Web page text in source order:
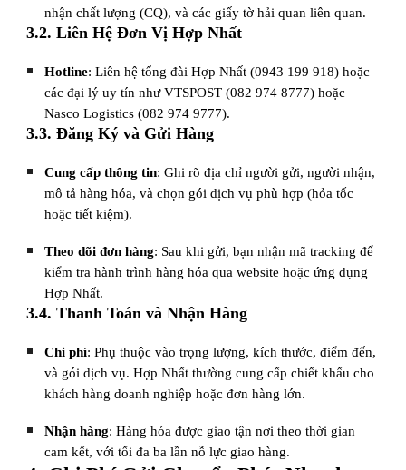
nhận chất lượng (CQ), và các giấy tờ hải quan liên quan.
3.2. Liên Hệ Đơn Vị Hợp Nhất
Hotline: Liên hệ tổng đài Hợp Nhất (0943 199 918) hoặc
các đại lý uy tín như VTSPOST (082 974 8777) hoặc
Nasco Logistics (082 974 9777).
3.3. Đăng Ký và Gửi Hàng
Cung cấp thông tin: Ghi rõ địa chỉ người gửi, người nhận,
mô tả hàng hóa, và chọn gói dịch vụ phù hợp (hỏa tốc
hoặc tiết kiệm).
Theo dõi đơn hàng: Sau khi gửi, bạn nhận mã tracking để
kiểm tra hành trình hàng hóa qua website hoặc ứng dụng
Hợp Nhất.
3.4. Thanh Toán và Nhận Hàng
Chi phí: Phụ thuộc vào trọng lượng, kích thước, điểm đến,
và gói dịch vụ. Hợp Nhất thường cung cấp chiết khấu cho
khách hàng doanh nghiệp hoặc đơn hàng lớn.
Nhận hàng: Hàng hóa được giao tận nơi theo thời gian
cam kết, với tối đa ba lần nỗ lực giao hàng.